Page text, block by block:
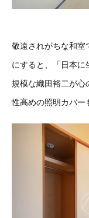
敬遠されがちな和室
にすると、「日本
規模な織田裕二が心
性高めの照明カバー